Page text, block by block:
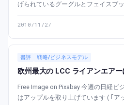
げられているグーグルとフェイスブ
で表現すれば、ウェブトラフィックが
2010/11/27
書評 戦略/ビジネスモデル
欧州最大の LCC ライアンエア
Free Image on Pixabay 今週の日経ビジネス2010.11.22の特集記事
はアップルを取り上げています ( ｢ア